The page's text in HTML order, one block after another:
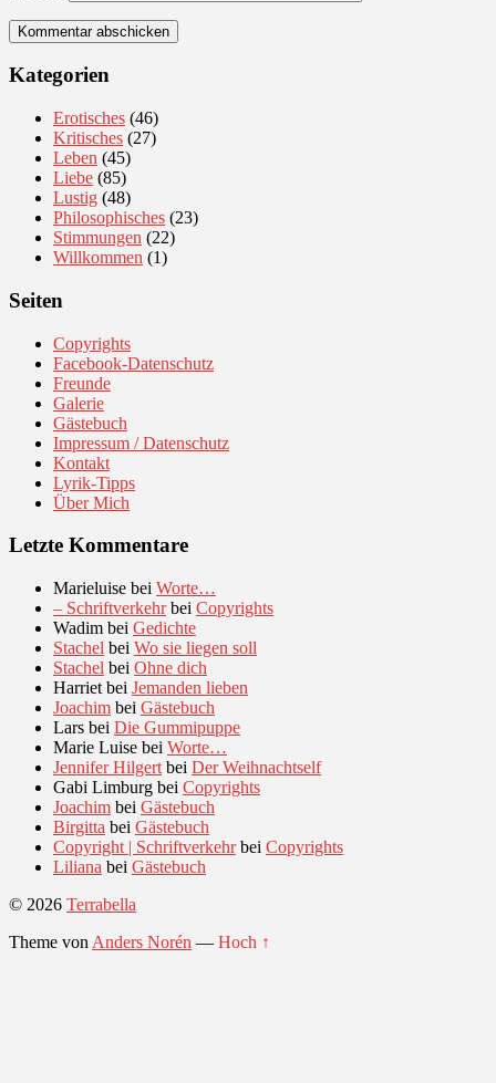
Kategorien
Erotisches (46)
Kritisches (27)
Leben (45)
Liebe (85)
Lustig (48)
Philosophisches (23)
Stimmungen (22)
Willkommen (1)
Seiten
Copyrights
Facebook-Datenschutz
Freunde
Galerie
Gästebuch
Impressum / Datenschutz
Kontakt
Lyrik-Tipps
Über Mich
Letzte Kommentare
Marieluise bei Worte…
– Schriftverkehrbei Copyrights
Wadim bei Gedichte
Stachel bei Wo sie liegen soll
Stachel bei Ohne dich
Harriet bei Jemanden lieben
Joachim bei Gästebuch
Lars bei Die Gummipuppe
Marie Luise bei Worte…
Jennifer Hilgert bei Der Weihnachtself
Gabi Limburg bei Copyrights
Joachim bei Gästebuch
Birgitta bei Gästebuch
Copyright | Schriftverkehrbei Copyrights
Liliana bei Gästebuch
© 2026 Terrabella
Theme von Anders Norén — Hoch ↑